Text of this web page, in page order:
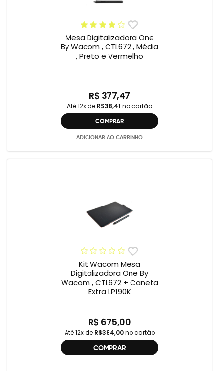
Mesa Digitalizadora One
By Wacom , CTL672 , Média
, Preto e Vermelho
R$ 377,47
Até 12x de R$38,41 no cartão
COMPRAR
ADICIONAR AO CARRINHO
Kit Wacom Mesa
Digitalizadora One By
Wacom , CTL672 + Caneta
Extra LP190K
R$ 675,00
Até 12x de R$384,00no cartão
COMPRAR